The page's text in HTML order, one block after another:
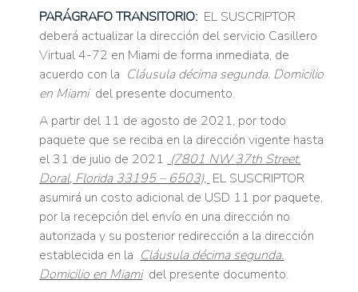
PARÁGRAFO TRANSITORIO: EL SUSCRIPTOR
deberá actualizar la dirección del servicio Casillero
Virtual 4-72 en Miami de forma inmediata, de
acuerdo con la Cláusula décima segunda. Domicilio
en Miamidel presente documento.
A partir del 11 de agosto de 2021, por todo
paquete que se reciba en la dirección vigente hasta
el 31 de julio de 2021 (7801 NW 37th Street.
Doral, Florida 33195 – 6503), EL SUSCRIPTOR
asumirá un costo adicional de USD 11 por paquete,
por la recepción del envío en una dirección no
autorizada y su posterior redirección a la dirección
establecida en la Cláusula décima segunda.
Domicilio en Miamidel presente documento.